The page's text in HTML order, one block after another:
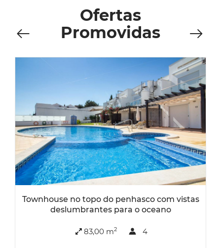
Ofertas
Promovidas
Townhouse no topo do penhasco com vistas
deslumbrantes para o oceano
83,00 m2 4